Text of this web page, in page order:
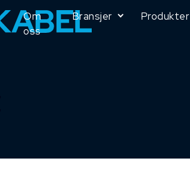
Om
oss
Bransjer Produkter